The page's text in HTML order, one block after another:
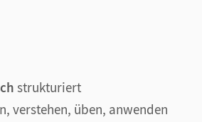
strukturiert
verstehen, üben, anwenden